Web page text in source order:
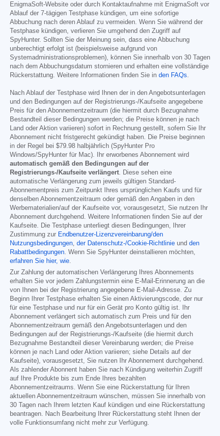
EnigmaSoft-Website oder durch Kontaktaufnahme mit EnigmaSoft vor
Ablauf der 7-tägigen Testphase kündigen, um eine sofortige
Abbuchung nach deren Ablauf zu vermeiden. Wenn Sie während der
Testphase kündigen, verlieren Sie umgehend den Zugriff auf
SpyHunter. Sollten Sie der Meinung sein, dass eine Abbuchung
unberechtigt erfolgt ist (beispielsweise aufgrund von
Systemadministrationsproblemen), können Sie innerhalb von 30 Tagen
nach dem Abbuchungsdatum stornieren und erhalten eine vollständige
Rückerstattung. Weitere Informationen finden Sie in den FAQs
Nach Ablauf der Testphase wird Ihnen der in den Angebotsunterlagen
und den Bedingungen auf der Registrierungs-/Kaufseite angegebene
Preis für den Abonnementzeitraum (die hiermit durch Bezugnahme
Bestandteil dieser Bedingungen werden; die Preise können je nach
Land oder Aktion variieren) sofort in Rechnung gestellt, sofern Sie Ihr
Abonnement nicht fristgerecht gekündigt haben. Die Preise beginnen
in der Regel bei $79.98 halbjährlich (SpyHunter Pro
Windows/SpyHunter für Mac). Ihr erworbenes Abonnement wird
automatisch gemäß den Bedingungen auf der
Registrierungs-/Kaufseite verlängert . Diese sehen eine
automatische Verlängerung zum jeweils gültigen Standard-
Abonnementpreis zum Zeitpunkt Ihres ursprünglichen Kaufs und für
denselben Abonnementzeitraum oder gemäß den Angaben in den
Werbematerialien/auf der Kaufseite vor, vorausgesetzt, Sie nutzen Ihr
Abonnement durchgehend. Weitere Informationen finden Sie auf der
Kaufseite. Die Testphase unterliegt diesen Bedingungen, Ihrer
Zustimmung zur Endbenutzer-Lizenzvereinbarung/den
Nutzungsbedingungen der Datenschutz-/Cookie-Richtlinie und den
Rabattbedingungen . Wenn Sie SpyHunter deinstallieren möchten,
erfahren Sie hier, wie
Zur Zahlung der automatischen Verlängerung Ihres Abonnements
erhalten Sie vor jedem Zahlungstermin eine E-Mail-Erinnerung an die
von Ihnen bei der Registrierung angegebene E-Mail-Adresse. Zu
Beginn Ihrer Testphase erhalten Sie einen Aktivierungscode, der nur
für eine Testphase und nur für ein Gerät pro Konto gültig ist. Ihr
Abonnement verlängert sich automatisch zum Preis und für den
Abonnementzeitraum gemäß den Angebotsunterlagen und den
Bedingungen auf der Registrierungs-/Kaufseite (die hiermit durch
Bezugnahme Bestandteil dieser Vereinbarung werden; die Preise
können je nach Land oder Aktion variieren; siehe Details auf der
Kaufseite), vorausgesetzt, Sie nutzen Ihr Abonnement durchgehend.
Als zahlender Abonnent haben Sie nach Kündigung weiterhin Zugriff
auf Ihre Produkte bis zum Ende Ihres bezahlten
Abonnementzeitraums. Wenn Sie eine Rückerstattung für Ihren
aktuellen Abonnementzeitraum wünschen, müssen Sie innerhalb von
30 Tagen nach Ihrem letzten Kauf kündigen und eine Rückerstattung
beantragen. Nach Bearbeitung Ihrer Rückerstattung steht Ihnen der
volle Funktionsumfang nicht mehr zur Verfügung.